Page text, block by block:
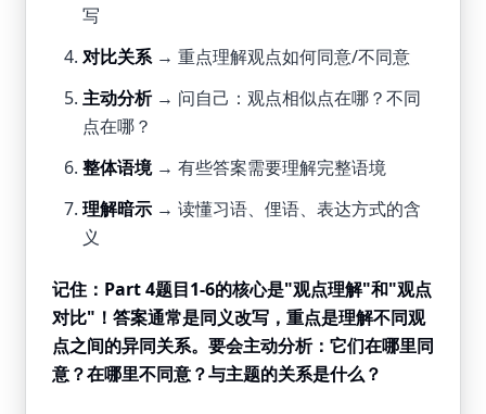
写
对比关系→ 重点理解观点如何同意/不同意
主动分析→ 问自己：观点相似点在哪？不同
点在哪？
整体语境→ 有些答案需要理解完整语境
理解暗示 → 读懂习语、俚语、表达方式的含
义
记住：Part 4题目1-6的核心是"观点理解"和"观点
对比"！答案通常是同义改写，重点是理解不同观
点之间的异同关系。要会主动分析：它们在哪里同
意？在哪里不同意？与主题的关系是什么？